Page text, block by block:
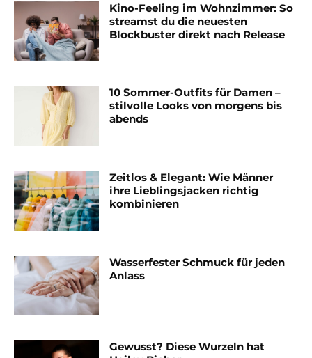
Kino-Feeling im Wohnzimmer: So
streamst du die neuesten
Blockbuster direkt nach Release
10 Sommer-Outfits für Damen –
stilvolle Looks von morgens bis
abends
Zeitlos & Elegant: Wie Männer
ihre Lieblingsjacken richtig
kombinieren
Wasserfester Schmuck für jeden
Anlass
Gewusst? Diese Wurzeln hat